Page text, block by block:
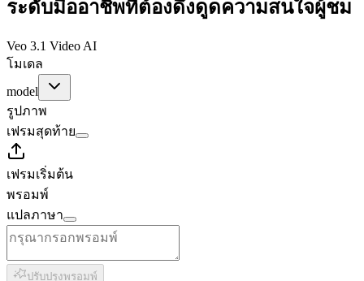
ระดับมืออาชีพที่ต้องดึงดูดความสนใจผู้ชม
Veo 3.1 Video AI
โมเดล
model
รูปภาพ
เฟรมสุดท้าย
เฟรมเริ่มต้น
พรอมพ์
แปลภาษา
ปรับปรุงพรอมพ์